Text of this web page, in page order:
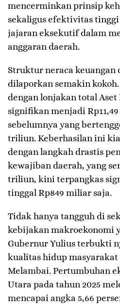
mencerminkan prinsip
sekaligus efektivitas
jajaran eksekutif dalam
anggaran daerah.
​Struktur neraca keuangan
dilaporkan semakin
dengan lonjakan total
signifikan menjadi
sebelumnya yang
triliun. Keberhasilan ini
dengan langkah drastis
kewajiban daerah, yang
triliun, kini terpangkas
tinggal Rp849 miliar saja.
​Tidak hanya tangguh di
kebijakan makroekonomi
Gubernur Yulius terbukti
kualitas hidup
Melambai. Pertumbuhan
Utara pada tahun 2025
mencapai angka 5,66